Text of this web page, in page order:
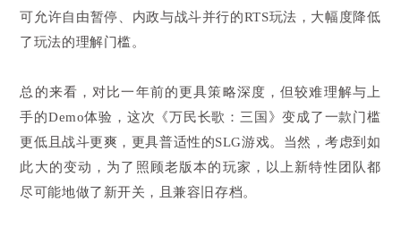
可允许自由暂停、内政与战斗并行的RTS玩法，大幅度降低
了玩法的理解门槛。
总的来看，对比一年前的更具策略深度，但较难理解与上
手的Demo体验，这次《万民长歌：三国》变成了一款门槛
更低且战斗更爽，更具普适性的SLG游戏。当然，考虑到如
此大的变动，为了照顾老版本的玩家，以上新特性团队都
尽可能地做了新开关，且兼容旧存档。